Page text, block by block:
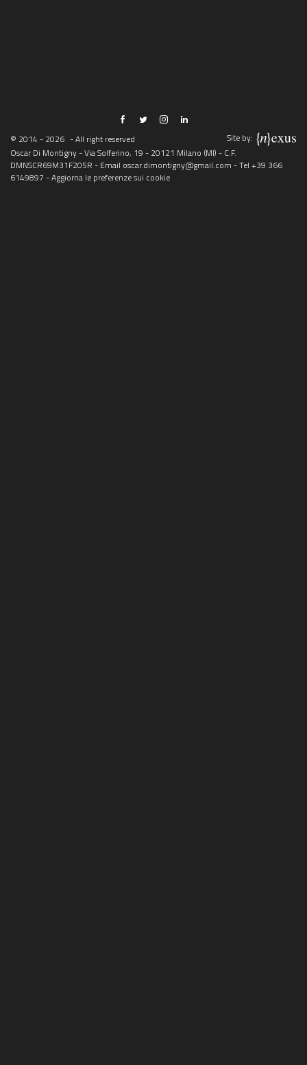
© 2014 - 2026 - All right reserved
Site by:
Oscar Di Montigny - Via Solferino, 19 - 20121 Milano (MI) - C.F.
DMNSCR69M31F205R - Email oscar.dimontigny@gmail.com - Tel +39 366
6149897 -Aggiorna le preferenze sui cookie